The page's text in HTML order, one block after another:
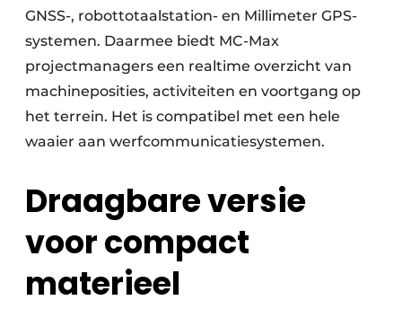
GNSS-, robottotaalstation- en Millimeter GPS-
systemen. Daarmee biedt MC-Max
projectmanagers een realtime overzicht van
machineposities, activiteiten en voortgang op
het terrein. Het is compatibel met een hele
waaier aan werfcommunicatiesystemen.
Draagbare versie
voor compact
materieel